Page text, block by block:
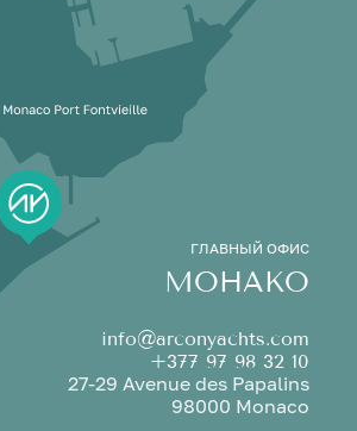
ГЛАВНЫЙ ОФИС
МОНАКО
info@arconyachts.com
+377 97 98 32 10
27-29 Avenue des Papalins
98000 Monaco